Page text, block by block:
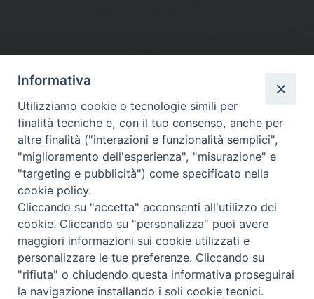
DIOCESI SUBURBICARIA DI ALBANO
Contatti:Tel.: 06.93268401 - Fax.: 06.9323844
E-mail:curia@diocesidialbano.it
Orari: dal Lunedì al Venerdì Ore: 9:00 - 13:00
Lunedì, Mercoledì e Venerdì, Ore 9:30 - 12:30
Diocesi Suburbicaria di Albano
Copyright © 2021
Informativa
Utilizziamo cookie o tecnologie simili per
finalità tecniche e, con il tuo consenso, anche per
altre finalità ("interazioni e funzionalità semplici",
"miglioramento dell'esperienza", "misurazione" e
"targeting e pubblicità") come specificato nella
cookie policy.
Cliccando su "accetta" acconsenti all'utilizzo dei
cookie. Cliccando su "personalizza" puoi avere
maggiori informazioni sui cookie utilizzati e
personalizzare le tue preferenze. Cliccando su
"rifiuta" o chiudendo questa informativa proseguirai
la navigazione installando i soli cookie tecnici.